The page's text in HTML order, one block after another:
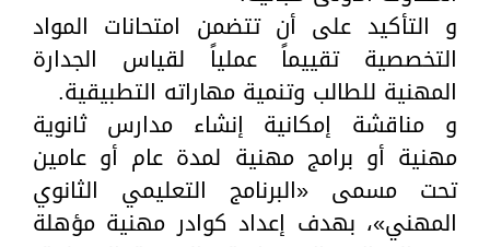
و التأكيد على أن تتضمن امتحانات المواد
التخصصية تقييماً عملياً لقياس الجدارة
المهنية للطالب وتنمية مهاراته التطبيقية.
و مناقشة إمكانية إنشاء مدارس ثانوية
مهنية أو برامج مهنية لمدة عام أو عامين
تحت مسمى «البرنامج التعليمي الثانوي
المهني»، بهدف إعداد كوادر مهنية مؤهلة